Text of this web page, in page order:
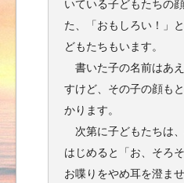
いている子どもたちの
た、「おもしろい！」
どもたちもいます。
書いた子の名前はあ
すけど、その子の顔も
かります。
次第に子どもたちは
はじめると「お、そろ
お喋りをやめ耳を澄ま